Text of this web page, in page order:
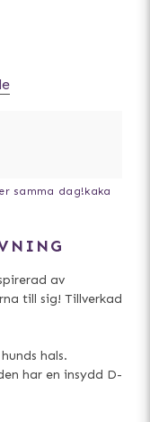
samma dag!kaka
av
till sig! Tillverkad
hals.
har en insydd D-